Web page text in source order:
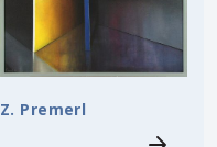
Z. Premerl